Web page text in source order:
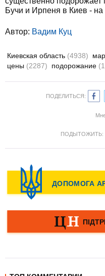
Бучи и Ирпеня в Киев - на
Автор: Вадим Куц
Киевская область (4938)
цены (2287) подорожание
ПОДЕЛИТЬСЯ:
ПОДЫТОЖИТЬ: